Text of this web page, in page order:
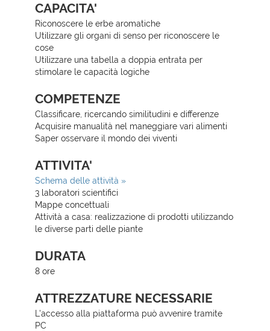
CAPACITA'
Riconoscere le erbe aromatiche
Utilizzare gli organi di senso per riconoscere le
cose
Utilizzare una tabella a doppia entrata per
stimolare le capacità logiche
COMPETENZE
Classificare, ricercando similitudini e differenze
Acquisire manualità nel maneggiare vari alimenti
Saper osservare il mondo dei viventi
ATTIVITA'
Schema delle attività »
3 laboratori scientifici
Mappe concettuali
Attività a casa: realizzazione di prodotti utilizzando
le diverse parti delle piante
DURATA
8 ore
ATTREZZATURE NECESSARIE
L'accesso alla piattaforma può avvenire tramite
PC